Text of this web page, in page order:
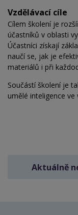
Vzdělávací cíle
Cílem školení je
účastníků v oblasti
Účastníci získají
naučí se, jak je
materiálů i při
Součástí školení je
umělé inteligence
Aktuálně